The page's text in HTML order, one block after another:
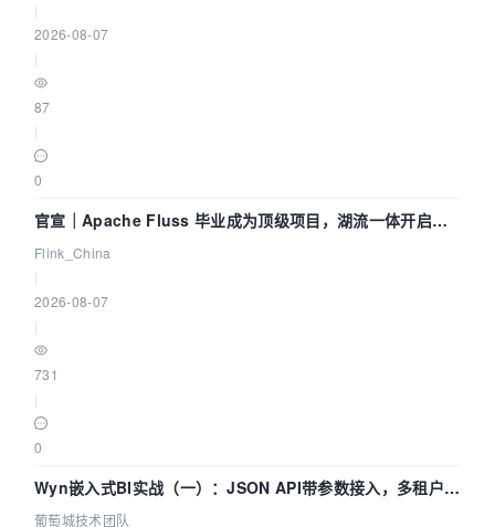
2026-08-07
87
0
官宣｜Apache Fluss 毕业成为顶级项目，湖流一体开启
Agentic Lake 全面实时化时代
Flink_China
2026-08-07
731
0
Wyn嵌入式BI实战（一）：JSON API带参数接入，多租户数
据源配置指南 | 葡萄城技术团队
葡萄城技术团队